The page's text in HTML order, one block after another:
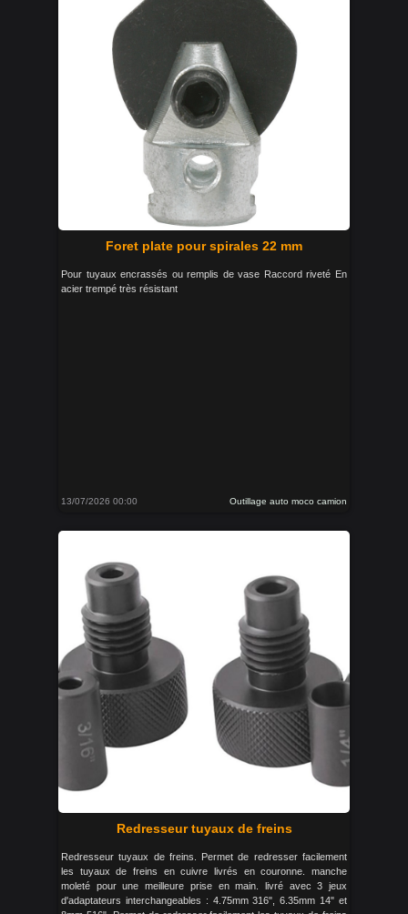
Foret plate pour spirales 22 mm
Pour tuyaux encrassés ou remplis de vase Raccord riveté En
acier trempé très résistant
13/07/2026 00:00 Outillage auto moco camion
Redresseur tuyaux de freins
Redresseur tuyaux de freins. Permet de redresser facilement
les tuyaux de freins en cuivre livrés en couronne. manche
moleté pour une meilleure prise en main. livré avec 3 jeux
d'adaptateurs interchangeables : 4.75mm 316", 6.35mm 14" et